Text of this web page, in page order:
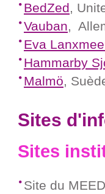
BedZed,
Vauban,
Eva
Hammarby
Malmö,
Sites
Sites
Site du